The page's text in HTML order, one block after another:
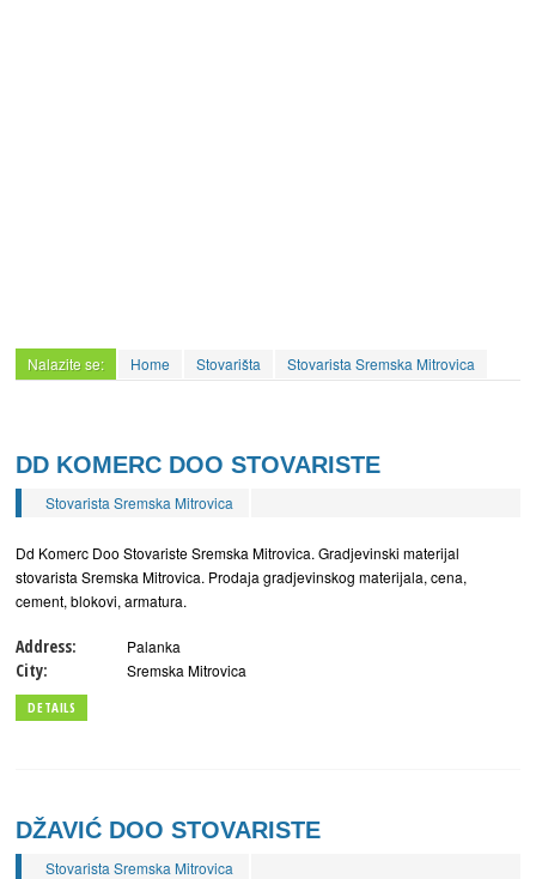
Nalazite se: Home Stovarišta Stovarista Sremska Mitrovica
DD KOMERC DOO STOVARISTE
Stovarista Sremska Mitrovica
Dd Komerc Doo Stovariste Sremska Mitrovica. Gradjevinski materijal
stovarista Sremska Mitrovica. Prodaja gradjevinskog materijala, cena,
cement, blokovi, armatura.
Address: Palanka
City: Sremska Mitrovica
DETAILS
DŽAVIĆ DOO STOVARISTE
Stovarista Sremska Mitrovica